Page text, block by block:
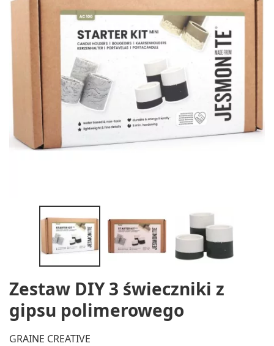
Zestaw DIY 3 świeczniki z
gipsu polimerowego
GRAINE CREATIVE